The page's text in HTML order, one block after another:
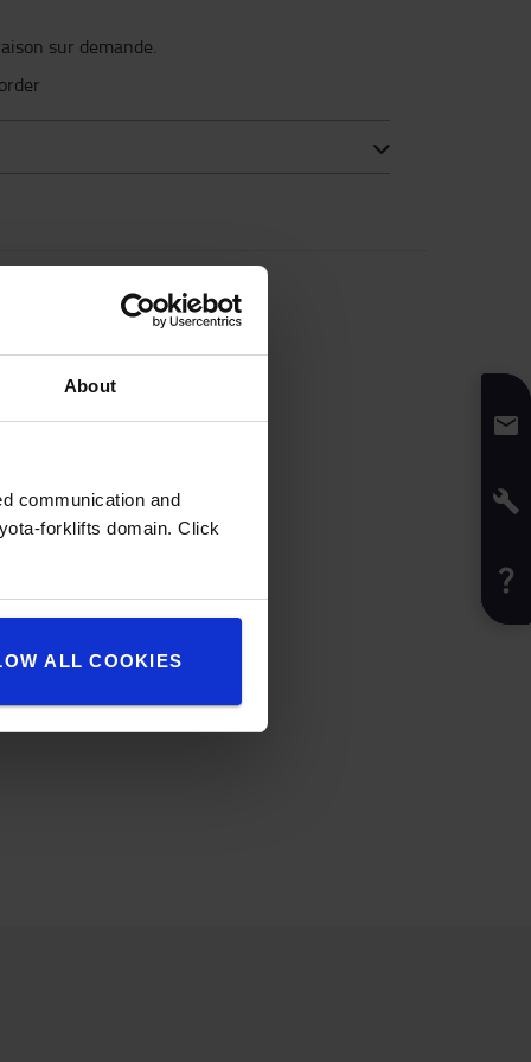
About
communication and
forklifts domain. Click
ALL COOKIES
sur demande.